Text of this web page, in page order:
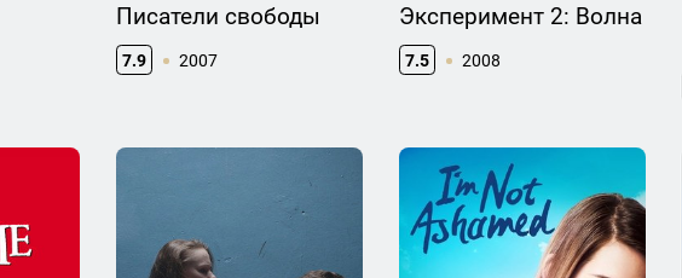
Писатели свободы
7.9 2007
Эксперимент 2: Волна
7.5 2008